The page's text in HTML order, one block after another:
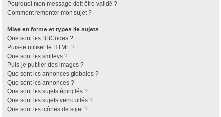
Pourquoi mon message doit être validé ?
Comment remonter mon sujet ?
Mise en forme et types de sujets
Que sont les BBCodes ?
Puis-je utiliser le HTML ?
Que sont les smileys ?
Puis-je publier des images ?
Que sont les annonces globales ?
Que sont les annonces ?
Que sont les sujets épinglés ?
Que sont les sujets verrouillés ?
Que sont les icônes de sujet ?